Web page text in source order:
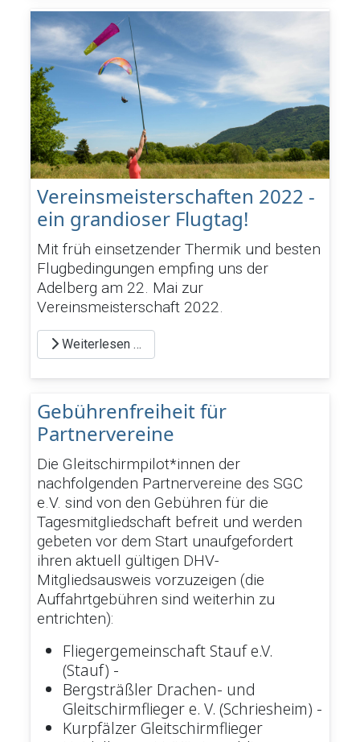
Vereinsmeisterschaften 2022 -
ein grandioser Flugtag!
Mit früh einsetzender Thermik und besten
Flugbedingungen empfing uns der
Adelberg am 22. Mai zur
Vereinsmeisterschaft 2022.
Weiterlesen …
Gebührenfreiheit für
Partnervereine
Die Gleitschirmpilot*innen der
nachfolgenden Partnervereine des SGC
e.V. sind von den Gebühren für die
Tagesmitgliedschaft befreit und werden
gebeten vor dem Start unaufgefordert
ihren aktuell gültigen DHV-
Mitgliedsausweis vorzuzeigen (die
Auffahrtgebühren sind weiterhin zu
entrichten):
Fliegergemeinschaft Stauf e.V.
(Stauf) -
Bergsträßler Drachen- und
Gleitschirmflieger e. V. (Schriesheim) -
Kurpfälzer Gleitschirmflieger